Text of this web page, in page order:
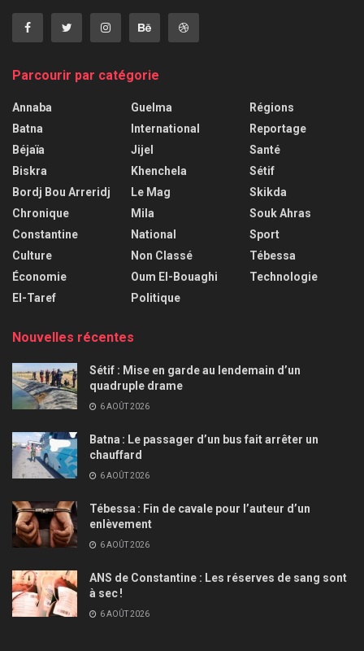
Parcourir par catégorie
Annaba
Batna
Béjaïa
Biskra
Bordj Bou Arreridj
Chronique
Constantine
Culture
Économie
El-Taref
Guelma
International
Jijel
Khenchela
Le Mag
Mila
National
Non Classé
Oum El-Bouaghi
Politique
Régions
Reportage
Santé
Sétif
Skikda
Souk Ahras
Sport
Tébessa
Technologie
Nouvelles récentes
Sétif : Mise en garde au lendemain d’un
quadruple drame
6 AOÛT 2026
Batna : Le passager d’un bus fait arrêter un
chauffard
6 AOÛT 2026
Tébessa : Fin de cavale pour l’auteur d’un
enlèvement
6 AOÛT 2026
ANS de Constantine : Les réserves de sang sont
à sec !
6 AOÛT 2026